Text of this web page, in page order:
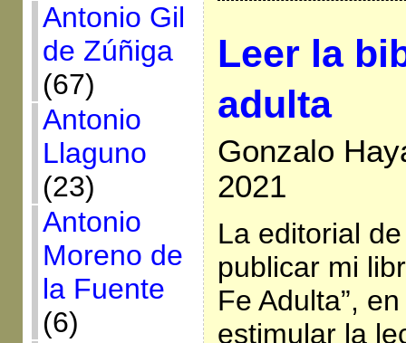
Antonio Gil
de Zúñiga
(67)
Antonio
Llaguno
(23)
Antonio
Moreno de
la Fuente
(6)
Leer la
adulta
Gonzalo
2021
La editorial
publicar mi
Fe Adulta”,
estimular la